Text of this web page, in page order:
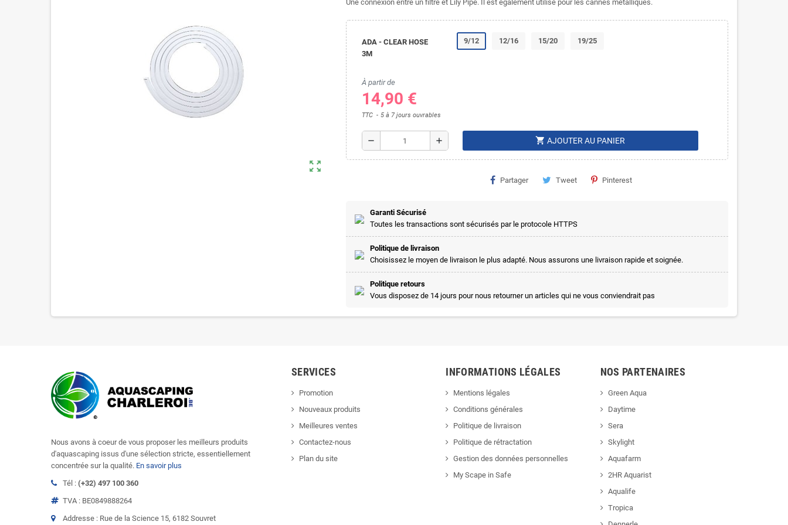
zoom_out_map
Une connexion entre un filtre et Lily Pipe. Il est également utilisé pour les cannes métalliques.
ADA - CLEAR HOSE
3M
9/12 12/16 15/20 19/25
À partir de
14,90 €
TTC 5 à 7 jours ouvrables
remove add shopping_cart AJOUTER AU PANIER
Partager Tweet Pinterest
Garanti Sécurisé
Toutes les transactions sont sécurisés par le protocole HTTPS
Politique de livraison
Choisissez le moyen de livraison le plus adapté. Nous assurons une livraison rapide et soignée.
Politique retours
Vous disposez de 14 jours pour nous retourner un articles qui ne vous conviendrait pas
Nous avons à coeur de vous proposer les meilleurs produits
d'aquascaping issus d'une sélection stricte, essentiellement
concentrée sur la qualité. En savoir plus
Tél : (+32) 497 100 360
TVA : BE0849888264
Addresse : Rue de la Science 15, 6182 Souvret
SERVICES
Promotion
Nouveaux produits
Meilleures ventes
Contactez-nous
Plan du site
INFORMATIONS LÉGALES
Mentions légales
Conditions générales
Politique de livraison
Politique de rétractation
Gestion des données personnelles
My Scape in Safe
NOS PARTENAIRES
Green Aqua
Daytime
Sera
Skylight
Aquafarm
2HR Aquarist
Aqualife
Tropica